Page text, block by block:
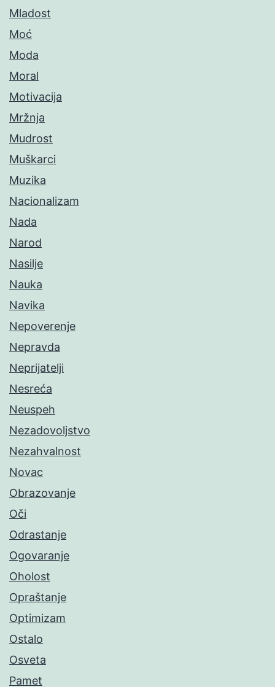
Mladost
Moć
Moda
Moral
Motivacija
Mržnja
Mudrost
Muškarci
Muzika
Nacionalizam
Nada
Narod
Nasilje
Nauka
Navika
Nepoverenje
Nepravda
Neprijatelji
Nesreća
Neuspeh
Nezadovoljstvo
Nezahvalnost
Novac
Obrazovanje
Oči
Odrastanje
Ogovaranje
Oholost
Opraštanje
Optimizam
Ostalo
Osveta
Pamet